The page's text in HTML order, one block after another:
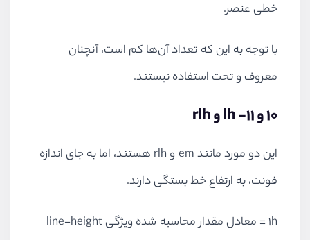
خطی عنصر.
با توجه به این که تعداد آن‌ها کم است، آنچنان
معروف و تحت استفاده نیستند.
10 و 11- lh و rlh
این دو مورد مانند em و rlh هستند، اما به جای اندازه
فونت، به ارتفاع خط بستگی دارند.
1h = معادل مقدار محاسبه شده ویژگی line-height